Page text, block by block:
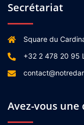
Secrétariat
Square du
+32 2 478 20 95
Avez-vous une